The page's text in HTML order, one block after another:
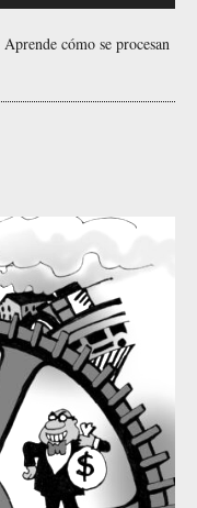
Aprende cómo se procesan